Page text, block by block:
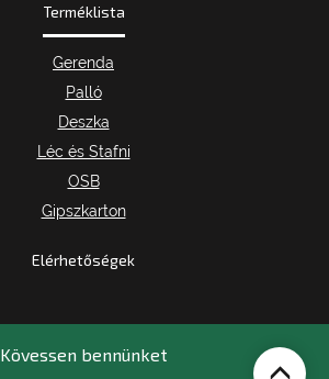
Terméklista
Gerenda
Palló
Deszka
Léc és Stafni
OSB
Gipszkarton
Elérhetőségek
Kövessen bennünket